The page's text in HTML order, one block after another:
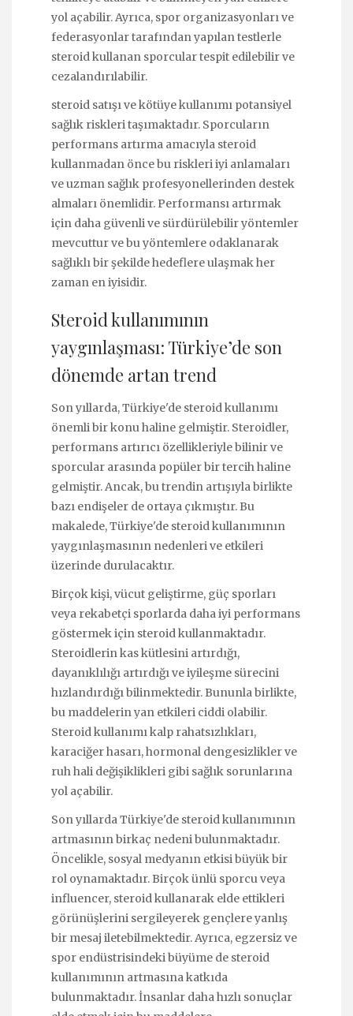
yol açabilir. Ayrıca, spor organizasyonları ve
federasyonlar tarafından yapılan testlerle
steroid kullanan sporcular tespit edilebilir ve
cezalandırılabilir.
steroid satışı ve kötüye kullanımı potansiyel
sağlık riskleri taşımaktadır. Sporcuların
performans artırma amacıyla steroid
kullanmadan önce bu riskleri iyi anlamaları
ve uzman sağlık profesyonellerinden destek
almaları önemlidir. Performansı artırmak
için daha güvenli ve sürdürülebilir yöntemler
mevcuttur ve bu yöntemlere odaklanarak
sağlıklı bir şekilde hedeflere ulaşmak her
zaman en iyisidir.
Steroid kullanımının
yaygınlaşması: Türkiye’de son
dönemde artan trend
Son yıllarda, Türkiye'de steroid kullanımı
önemli bir konu haline gelmiştir. Steroidler,
performans artırıcı özellikleriyle bilinir ve
sporcular arasında popüler bir tercih haline
gelmiştir. Ancak, bu trendin artışıyla birlikte
bazı endişeler de ortaya çıkmıştır. Bu
makalede, Türkiye'de steroid kullanımının
yaygınlaşmasının nedenleri ve etkileri
üzerinde durulacaktır.
Birçok kişi, vücut geliştirme, güç sporları
veya rekabetçi sporlarda daha iyi performans
göstermek için steroid kullanmaktadır.
Steroidlerin kas kütlesini artırdığı,
dayanıklılığı artırdığı ve iyileşme sürecini
hızlandırdığı bilinmektedir. Bununla birlikte,
bu maddelerin yan etkileri ciddi olabilir.
Steroid kullanımı kalp rahatsızlıkları,
karaciğer hasarı, hormonal dengesizlikler ve
ruh hali değişiklikleri gibi sağlık sorunlarına
yol açabilir.
Son yıllarda Türkiye'de steroid kullanımının
artmasının birkaç nedeni bulunmaktadır.
Öncelikle, sosyal medyanın etkisi büyük bir
rol oynamaktadır. Birçok ünlü sporcu veya
influencer, steroid kullanarak elde ettikleri
görünüşlerini sergileyerek gençlere yanlış
bir mesaj iletebilmektedir. Ayrıca, egzersiz ve
spor endüstrisindeki büyüme de steroid
kullanımının artmasına katkıda
bulunmaktadır. İnsanlar daha hızlı sonuçlar